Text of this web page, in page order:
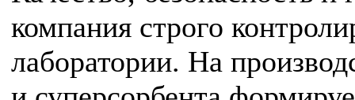
компания строго
лаборатории. На